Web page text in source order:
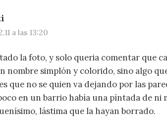
a las 13:20
la foto, y solo queria comentar que
nombre simplón y colorido, sino algo
que no se quien va dejando por las
en un barrio había una pìntada de ni
lástima que la hayan borrado.